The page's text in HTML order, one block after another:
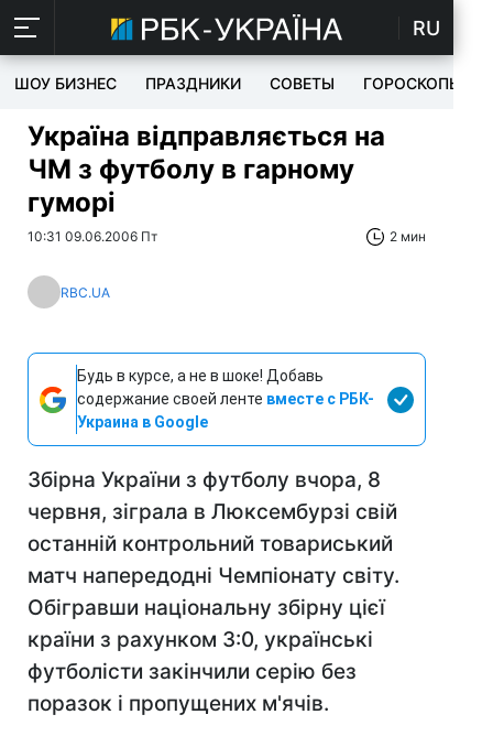
RU
ШОУ БИЗНЕС ПРАЗДНИКИ СОВЕТЫ ГОРОСКОПЫ
Україна відправляється на
ЧМ з футболу в гарному
гуморі
10:31 09.06.2006 Пт 2 мин
RBC.UA
Будь в курсе, а не в шоке! Добавь
содержание своей ленте вместе с РБК-
Украина в Google
Збірна України з футболу вчора, 8
червня, зіграла в Люксембурзі свій
останній контрольний товариський
матч напередодні Чемпіонату світу.
Обігравши національну збірну цієї
країни з рахунком 3:0, українські
футболісти закінчили серію без
поразок і пропущених м'ячів.